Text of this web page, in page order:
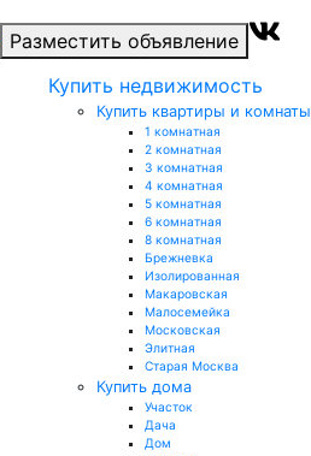
Купить недвижимость
Купить квартиры и комнаты
1 комнатная
2 комнатная
3 комнатная
4 комнатная
5 комнатная
6 комнатная
8 комнатная
Брежневка
Изолированная
Макаровская
Малосемейка
Московская
Элитная
Старая Москва
Купить дома
Участок
Дача
Дом
Разместить объявление